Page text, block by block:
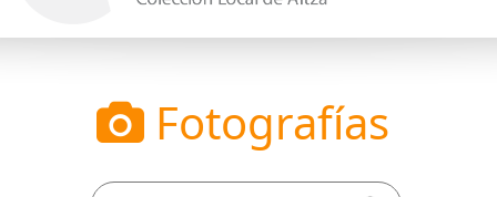
Fotografías